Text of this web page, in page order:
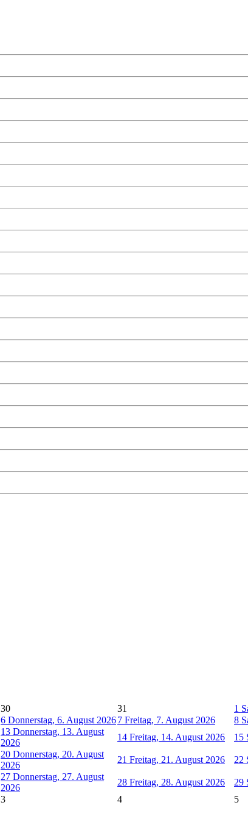
30 31 1
6 Donnerstag, 6. August 20267 Freitag, 7. August 2026 8
13 Donnerstag, 13. August
2026
14 Freitag, 14. August 2026 15
20 Donnerstag, 20. August
2026
21 Freitag, 21. August 2026 22
27 Donnerstag, 27. August
2026
28 Freitag, 28. August 2026 29
3 4 5